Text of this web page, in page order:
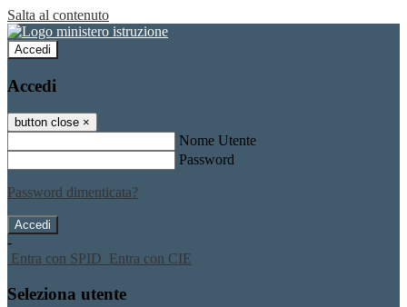
Salta al contenuto
Accedi
Accedi
button close ×
Nome Utente
Password
Password dimenticata?
-
Entra con SPID Entra con CIE
Seleziona utente